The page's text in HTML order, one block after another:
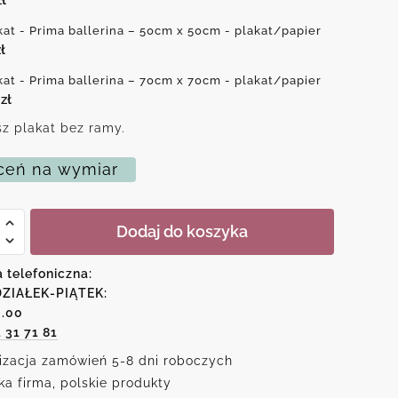
- Prima ballerina – 50cm x 50cm - plakat/papier
- Prima ballerina – 70cm x 70cm - plakat/papier
zł
plakat bez ramy.
na wymiar
Dodaj do koszyka
telefoniczna:
PIĄTEK:
71 81
zamówień 5-8 dni roboczych
firma, polskie produkty